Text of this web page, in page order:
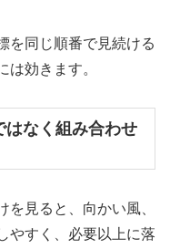
を同じ順番で見続ける
は効きます。
はなく組み合わせ
見ると、向かい風、
やすく、必要以上に落